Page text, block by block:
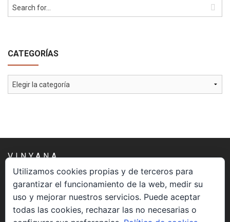
CATEGORÍAS
Categorías
VINYANA
Una asociación constituida sin ánimo de lucro cuya misión
es atender los aspectos espirituales relacionados con el
proceso vivir el morir.
Utilizamos cookies propias y de terceros para
garantizar el funcionamiento de la web, medir su
uso y mejorar nuestros servicios. Puede aceptar
todas las cookies, rechazar las no necesarias o